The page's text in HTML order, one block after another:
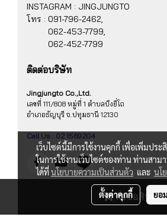
สั่งซื้อสินค้า
INSTAGRAM : JINGJUNGTO
โทร : 091-796-2462,
062-453-7799,
062-452-7799
ติดต่อบริษัท
Jingjungto Co.,Ltd.
เลขที่ 111/808 หมู่ที่ 1 ตำบลบึงยี่โถ
อำเภอธัญบุรี จ.ปทุมธานี 12130
Call Us : 02 1569204
เว็บไซต์นี้มีการใช้งานคุกกี้ เพื่อเพิ่มป
ในการใช้งานเว็บไซต์ของท่าน ท่านสาม
ได้ที่นโยบายความเป็นส่วนตัว และ นโ
ตั้งค่าคุกกี้ ยอ